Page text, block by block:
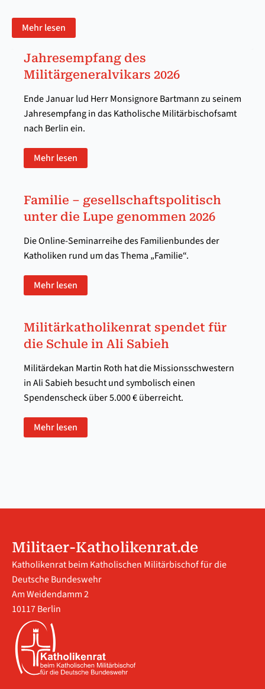
Mehr lesen
Jahresempfang des
Militärgeneralvikars 2026
Ende Januar lud Herr Monsignore Bartmann zu seinem
Jahresempfang in das Katholische Militärbischofsamt
nach Berlin ein.
Mehr lesen
Familie – gesellschaftspolitisch
unter die Lupe genommen 2026
Die Online-Seminarreihe des Familienbundes der
Katholiken rund um das Thema „Familie“.
Mehr lesen
Militärkatholikenrat spendet für
die Schule in Ali Sabieh
Militärdekan Martin Roth hat die Missionsschwestern
in Ali Sabieh besucht und symbolisch einen
Spendenscheck über 5.000 € überreicht.
Mehr lesen
Militaer-Katholikenrat.de
Katholikenrat beim Katholischen Militärbischof für die
Deutsche Bundeswehr
Am Weidendamm 2
10117 Berlin